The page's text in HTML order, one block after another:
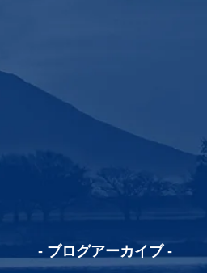
-​ ブログアーカイブ -